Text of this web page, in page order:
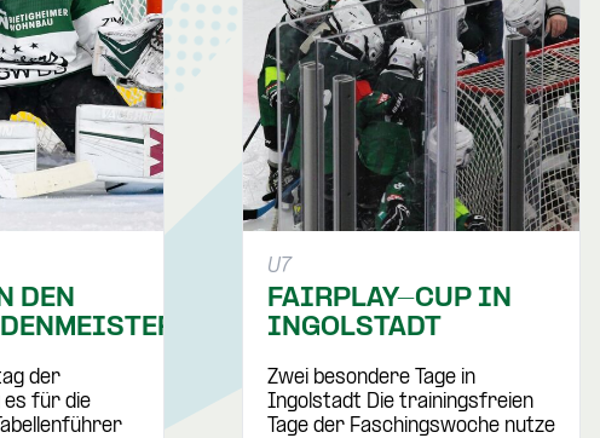
DEN
der
es für die
U7
FAIRPLAY-CUP IN
INGOLSTADT
Zwei besondere Tage in
Ingolstadt Die trainingsfreien
Tage der Faschingswoche nutze